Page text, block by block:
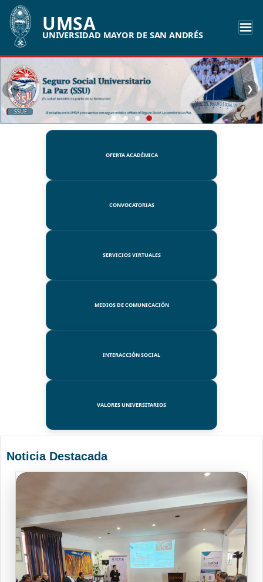
UMSA
UNIVERSIDAD MAYOR DE SAN ANDRÉS
SSUE
❮ ❯
OFERTA ACADÉMICA
CONVOCATORIAS
SERVICIOS VIRTUALES
MEDIOS DE COMUNICACIÓN
INTERACCIÓN SOCIAL
VALORES UNIVERSITARIOS
Noticia Destacada